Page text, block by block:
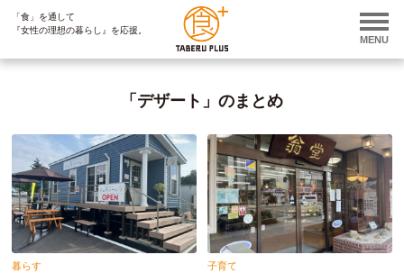
「食」を通して
『女性の理想の暮らし』を応援。
MENU
「デザート」のまとめ
暮らす 子育て